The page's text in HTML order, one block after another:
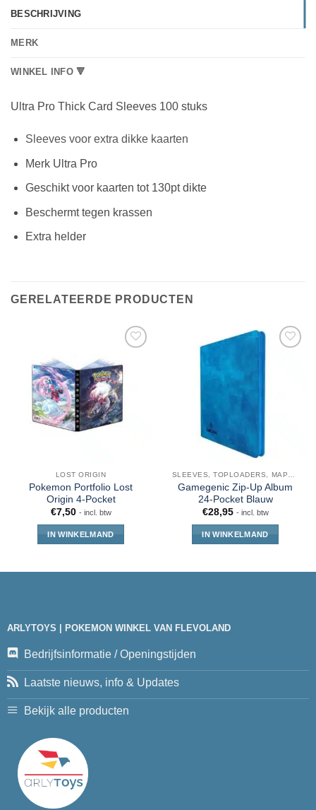
BESCHRIJVING
MERK
WINKEL INFO 🔻
Ultra Pro Thick Card Sleeves 100 stuks
Sleeves voor extra dikke kaarten
Merk Ultra Pro
Geschikt voor kaarten tot 130pt dikte
Beschermt tegen krassen
Extra helder
GERELATEERDE PRODUCTEN
LOST ORIGIN
Pokemon Portfolio Lost
Origin 4-Pocket
€7,50 - incl. btw
IN WINKELMAND
Gamegenic Zip-Up Album
24-Pocket Blauw
€28,95 - incl. btw
IN WINKELMAND
ARLYTOYS | POKEMON WINKEL VAN FLEVOLAND
Bedrijfsinformatie / Openingstijden
Laatste nieuws, info & Updates
Bekijk alle producten